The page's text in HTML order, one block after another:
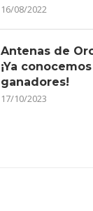
16/08/2022
Antenas de
¡Ya
ganadores!
17/10/2023